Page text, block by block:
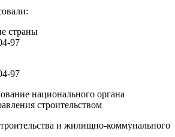
страны
97
97
национального органа
строительством
и жилищно-коммунального